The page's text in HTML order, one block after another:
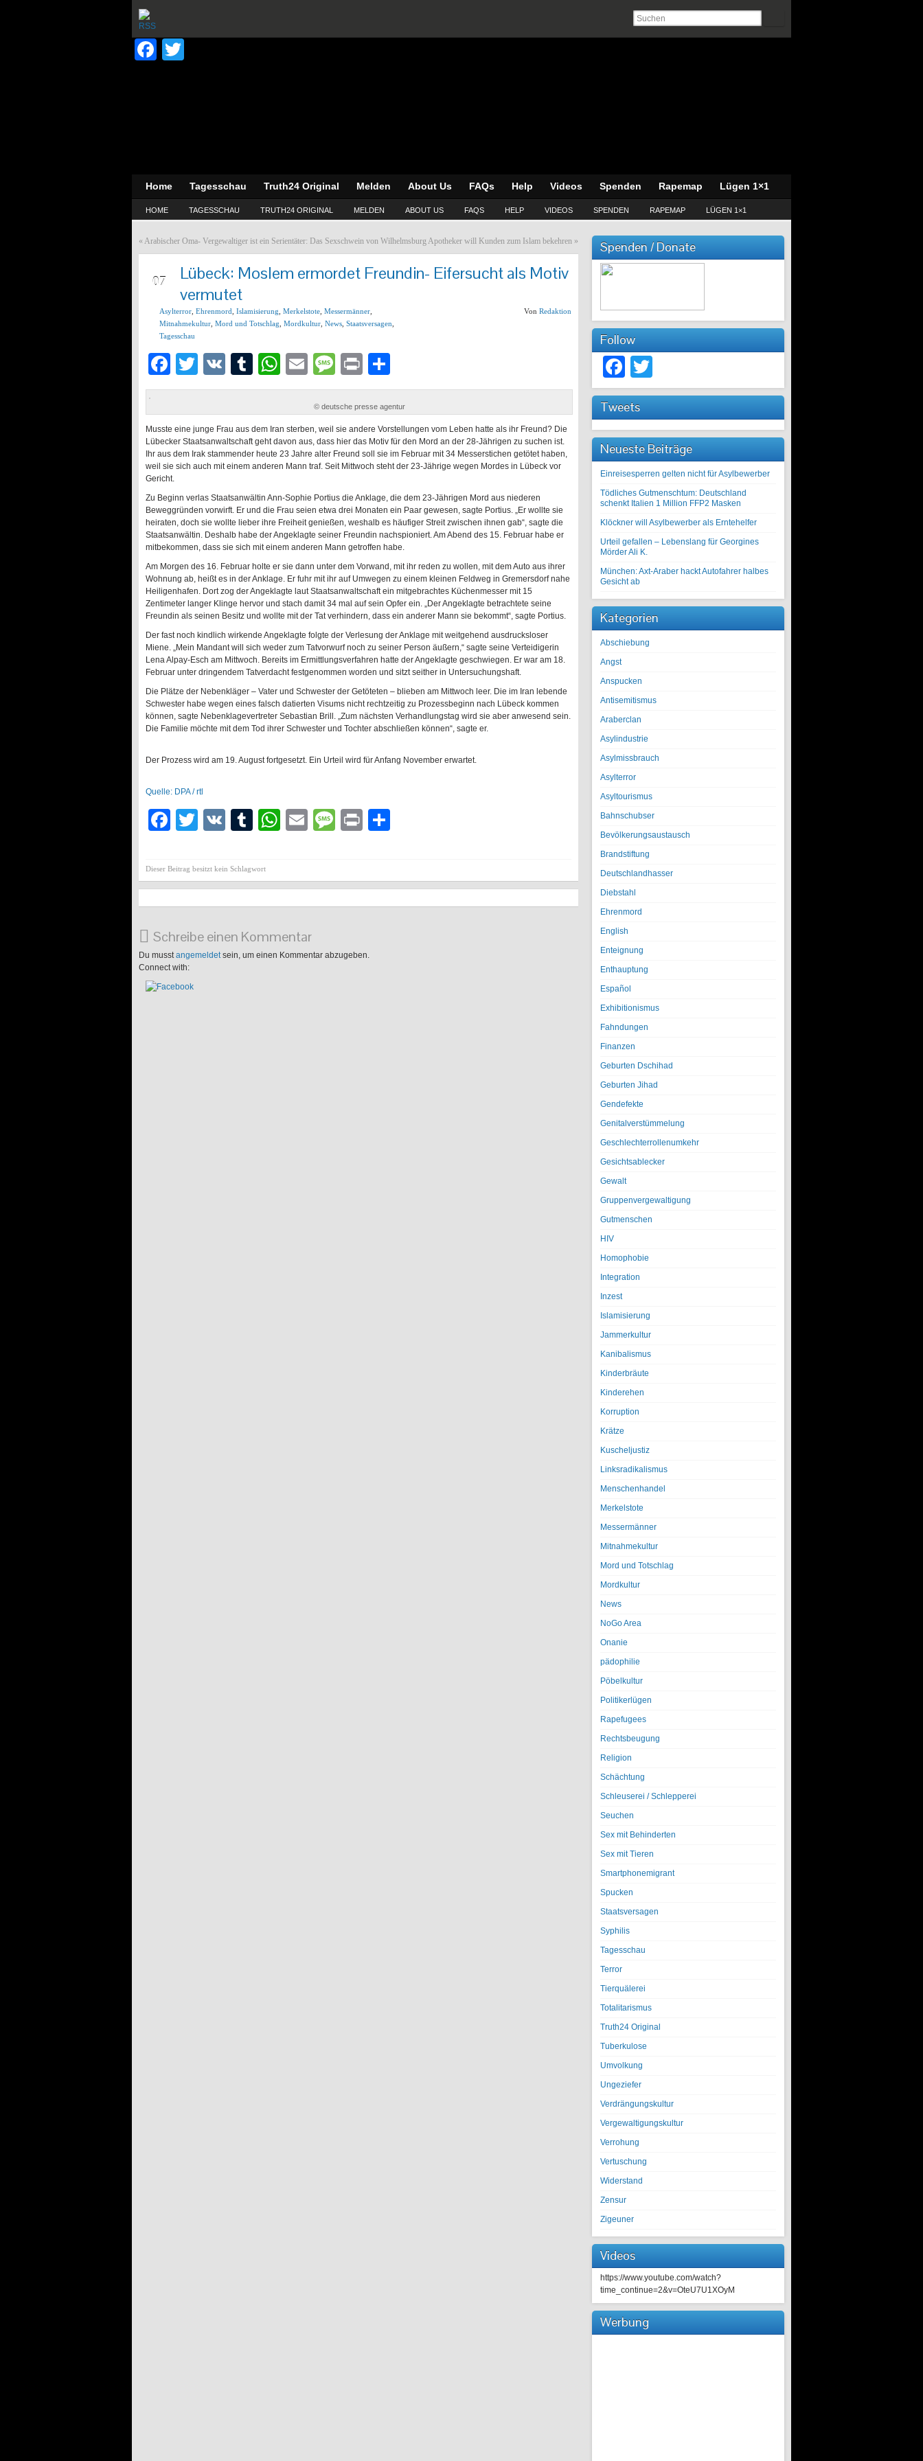
Facebook
Home Tagesschau Truth24 Original Melden About Us FAQs Help Videos Spenden Rapemap Lügen 1×1
HOME TAGESSCHAU TRUTH24 ORIGINAL MELDEN ABOUT US FAQS HELP VIDEOS SPENDEN RAPEMAP LÜGEN 1×1
« Arabischer Oma- Vergewaltiger ist ein Serientäter: Das Sexschwein von WilhelmsburgApotheker will Kunden zum Islam bekehren »
07
Lübeck: Moslem ermordet Freundin- Eifersucht als Motiv
vermutet
Asylterror Ehrenmord Islamisierung Merkelstote Messermänner
Mitnahmekultur Mord und Totschlag Mordkultur News Staatsversagen
Tagesschau
Von Redaktion
Facebook
Twitter
VK Tumblr
WhatsApp
EmailMessage
Print
© deutsche presse agentur
Musste eine junge Frau aus dem Iran sterben, weil sie andere Vorstellungen vom Leben hatte als ihr Freund? Die
Lübecker Staatsanwaltschaft geht davon aus, dass hier das Motiv für den Mord an der 28-Jährigen zu suchen ist.
Ihr aus dem Irak stammender heute 23 Jahre alter Freund soll sie im Februar mit 34 Messerstichen getötet haben,
weil sie sich auch mit einem anderen Mann traf. Seit Mittwoch steht der 23-Jährige wegen Mordes in Lübeck vor
Gericht.
Zu Beginn verlas Staatsanwältin Ann-Sophie Portius die Anklage, die dem 23-Jährigen Mord aus niederen
Beweggründen vorwirft. Er und die Frau seien etwa drei Monaten ein Paar gewesen, sagte Portius. „Er wollte sie
heiraten, doch sie wollte lieber ihre Freiheit genießen, weshalb es häufiger Streit zwischen ihnen gab“, sagte die
Staatsanwältin. Deshalb habe der Angeklagte seiner Freundin nachspioniert. Am Abend des 15. Februar habe er
mitbekommen, dass sie sich mit einem anderen Mann getroffen habe.
Am Morgen des 16. Februar holte er sie dann unter dem Vorwand, mit ihr reden zu wollen, mit dem Auto aus ihrer
Wohnung ab, heißt es in der Anklage. Er fuhr mit ihr auf Umwegen zu einem kleinen Feldweg in Gremersdorf nahe
Heiligenhafen. Dort zog der Angeklagte laut Staatsanwaltschaft ein mitgebrachtes Küchenmesser mit 15
Zentimeter langer Klinge hervor und stach damit 34 mal auf sein Opfer ein. „Der Angeklagte betrachtete seine
Freundin als seinen Besitz und wollte mit der Tat verhindern, dass ein anderer Mann sie bekommt“, sagte Portius.
Der fast noch kindlich wirkende Angeklagte folgte der Verlesung der Anklage mit weitgehend ausdrucksloser
Miene. „Mein Mandant will sich weder zum Tatvorwurf noch zu seiner Person äußern,“ sagte seine Verteidigerin
Lena Alpay-Esch am Mittwoch. Bereits im Ermittlungsverfahren hatte der Angeklagte geschwiegen. Er war am 18.
Februar unter dringendem Tatverdacht festgenommen worden und sitzt seither in Untersuchungshaft.
Die Plätze der Nebenkläger – Vater und Schwester der Getöteten – blieben am Mittwoch leer. Die im Iran lebende
Schwester habe wegen eines falsch datierten Visums nicht rechtzeitig zu Prozessbeginn nach Lübeck kommen
können, sagte Nebenklagevertreter Sebastian Brill. „Zum nächsten Verhandlungstag wird sie aber anwesend sein.
Die Familie möchte mit dem Tod ihrer Schwester und Tochter abschließen können“, sagte er.
Der Prozess wird am 19. August fortgesetzt. Ein Urteil wird für Anfang November erwartet.
Quelle: DPA / rtl
Facebook
Twitter
VK Tumblr
WhatsApp
EmailMessage
Print
Dieser Beitrag besitzt kein Schlagwort
Schreibe einen Kommentar
Du musstangemeldetsein, um einen Kommentar abzugeben.
Connect with:
Spenden / Donate
Follow
Facebook
Tweets
Neueste Beiträge
Einreisesperren gelten nicht für Asylbewerber
Tödliches Gutmenschtum: Deutschland
schenkt Italien 1 Million FFP2 Masken
Klöckner will Asylbewerber als Erntehelfer
Urteil gefallen – Lebenslang für Georgines
Mörder Ali K.
München: Axt-Araber hackt Autofahrer halbes
Gesicht ab
Kategorien
Abschiebung
Angst
Anspucken
Antisemitismus
Araberclan
Asylindustrie
Asylmissbrauch
Asylterror
Asyltourismus
Bahnschubser
Bevölkerungsaustausch
Brandstiftung
Deutschlandhasser
Diebstahl
Ehrenmord
English
Enteignung
Enthauptung
Español
Exhibitionismus
Fahndungen
Finanzen
Geburten Dschihad
Geburten Jihad
Gendefekte
Genitalverstümmelung
Geschlechterrollenumkehr
Gesichtsablecker
Gewalt
Gruppenvergewaltigung
Gutmenschen
HIV
Homophobie
Integration
Inzest
Islamisierung
Jammerkultur
Kanibalismus
Kinderbräute
Kinderehen
Korruption
Krätze
Kuscheljustiz
Linksradikalismus
Menschenhandel
Merkelstote
Messermänner
Mitnahmekultur
Mord und Totschlag
Mordkultur
News
NoGo Area
Onanie
pädophilie
Pöbelkultur
Politikerlügen
Rapefugees
Rechtsbeugung
Religion
Schächtung
Schleuserei / Schlepperei
Seuchen
Sex mit Behinderten
Sex mit Tieren
Smartphonemigrant
Spucken
Staatsversagen
Syphilis
Tagesschau
Terror
Tierquälerei
Totalitarismus
Truth24 Original
Tuberkulose
Umvolkung
Ungeziefer
Verdrängungskultur
Vergewaltigungskultur
Verrohung
Vertuschung
Widerstand
Zensur
Zigeuner
Videos
https://www.youtube.com/watch?
time_continue=2&v=OteU7U1XOyM
Werbung